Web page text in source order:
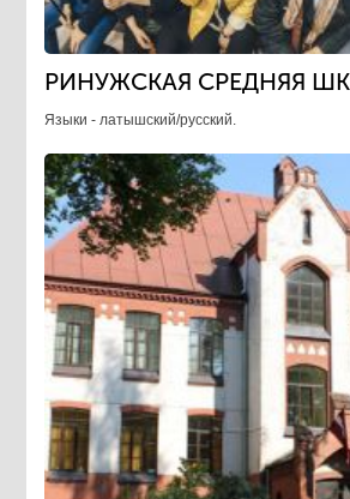
РИНУЖСКАЯ СРЕДНЯЯ
Языки - латышский/русский.